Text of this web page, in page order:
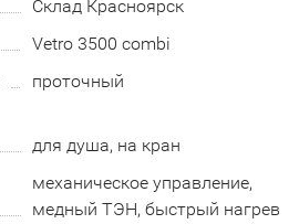
Склад Красноярск
Vetro 3500 combi
проточный
для душа, на кран
механическое управление,
медный ТЭН, быстрый нагрев